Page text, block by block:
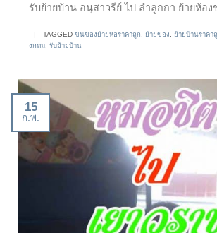
รับย้ายบ้าน อนุสาวรีย์ ไป ลำลูกกา ย้ายห้อง
TAGGED ขนของย้ายหอราคาถูก, ย้ายของ, ย้ายบ้านราคา
งกทม, รับย้ายบ้าน
15
ก.พ.